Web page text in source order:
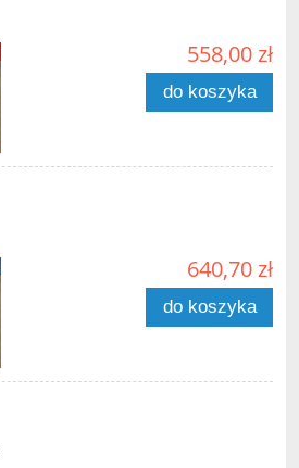
558,00 zł
do koszyka
640,70 zł
do koszyka